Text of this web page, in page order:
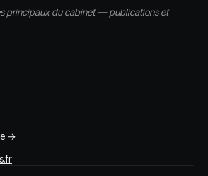
principaux du cabinet — publications et
→